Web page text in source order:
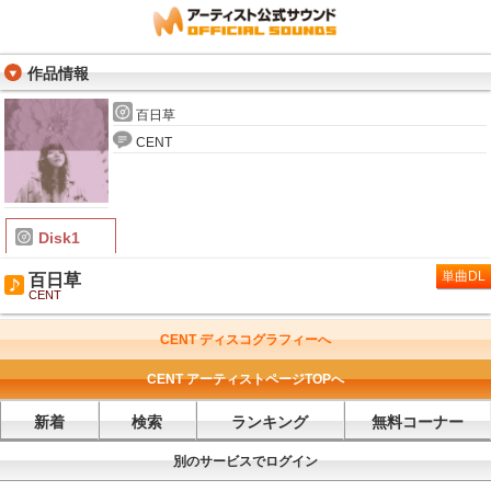
作品情報
百日草
CENT
Disk1
百日草
CENT
単曲DL
CENT ディスコグラフィーへ
CENT アーティストページTOPへ
新着 検索 ランキング 無料コーナー
別のサービスでログイン